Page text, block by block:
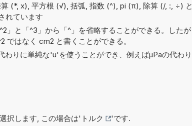
(*, x), 平方根 (√), 括弧, 指数 (^), pi (π), 除算 (/, :, ÷) と
れています
」と「^3」から「^」を省略することができる。したが
ではなく cm2 と書くことができる。
りに単純な'u'を使うことができ、例えばµPaの代わり
択します, この場合は' トルク
'です.